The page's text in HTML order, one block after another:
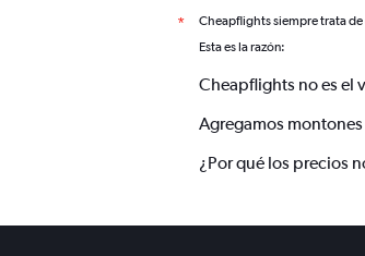
* Cheapflights siempre trata
Esta es la razón:
Cheapflights no es el
Agregamos
¿Por qué los precios